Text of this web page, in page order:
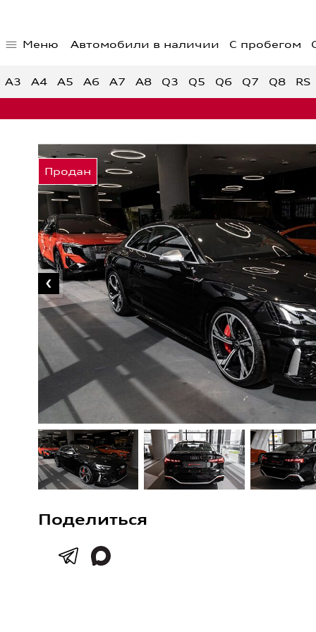
Меню Автомобили в наличии С пробегом
Главная страница
Audi с пробегом
Обратная связь
A3 A4 A5 A6 A7 A8 Q3 Q5 Q6 Q7 Q8 RS
Поделиться